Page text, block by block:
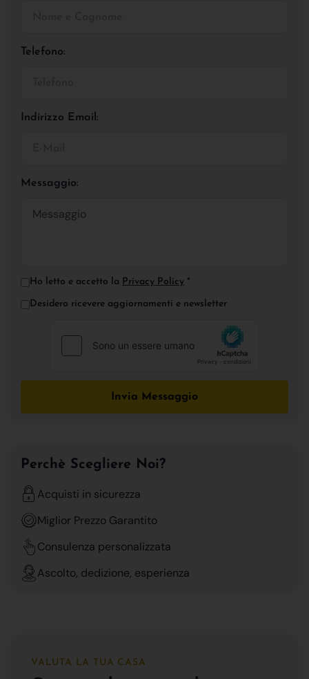
Telefono:
Indirizzo Email:
Messaggio:
Ho letto e accetto la Privacy Policy *
Desidero ricevere aggiornamenti e newsletter
Invia Messaggio
Perchè Scegliere Noi?
Acquisti in sicurezza
Miglior Prezzo Garantito
Consulenza personalizzata
Ascolto, dedizione, esperienza
VALUTA LA TUA CASA